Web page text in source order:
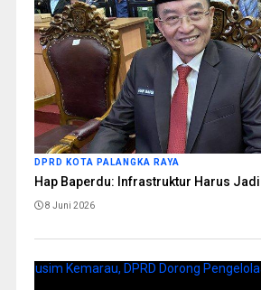
DPRD KOTA PALANGKA RAYA
Hap Baperdu: Infrastruktur Harus
8 Juni 2026